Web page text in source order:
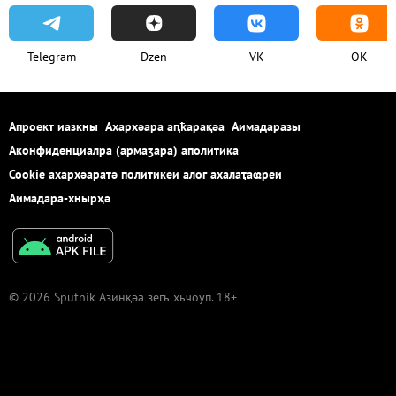
Telegram Dzen VK OK
Апроект иазкны Ахархәара аԥҟарақәа Аимадаразы
Аконфиденциалра (армаӡара) аполитика
Cookie ахархәаратә политикеи алог ахалаҭаҩреи
Аимадара-хнырҳә
© 2026 Sputnik Азинқәа зегь хьчоуп. 18+